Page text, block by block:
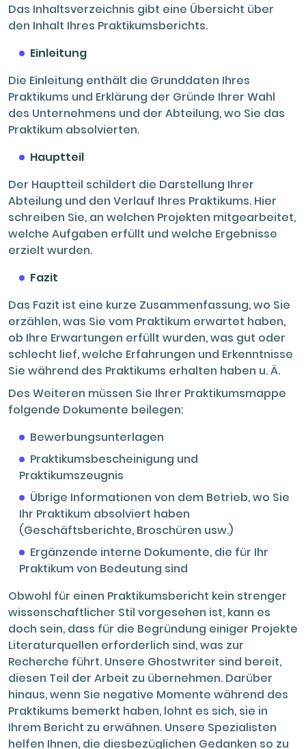
Das Inhaltsverzeichnis gibt eine Übersicht über
den Inhalt Ihres Praktikumsberichts.
Einleitung
Die Einleitung enthält die Grunddaten Ihres
Praktikums und Erklärung der Gründe Ihrer Wahl
des Unternehmens und der Abteilung, wo Sie das
Praktikum absolvierten.
Hauptteil
Der Hauptteil schildert die Darstellung Ihrer
Abteilung und den Verlauf Ihres Praktikums. Hier
schreiben Sie, an welchen Projekten mitgearbeitet,
welche Aufgaben erfüllt und welche Ergebnisse
erzielt wurden.
Fazit
Das Fazit ist eine kurze Zusammenfassung, wo Sie
erzählen, was Sie vom Praktikum erwartet haben,
ob Ihre Erwartungen erfüllt wurden, was gut oder
schlecht lief, welche Erfahrungen und Erkenntnisse
Sie während des Praktikums erhalten haben u. Ä.
Des Weiteren müssen Sie Ihrer Praktikumsmappe
folgende Dokumente beilegen:
Bewerbungsunterlagen
Praktikumsbescheinigung und
Praktikumszeugnis
Übrige Informationen von dem Betrieb, wo Sie
Ihr Praktikum absolviert haben
(Geschäftsberichte, Broschüren usw.)
Ergänzende interne Dokumente, die für Ihr
Praktikum von Bedeutung sind
Obwohl für einen Praktikumsbericht kein strenger
wissenschaftlicher Stil vorgesehen ist, kann es
doch sein, dass für die Begründung einiger Projekte
Literaturquellen erforderlich sind, was zur
Recherche führt. Unsere Ghostwriter sind bereit,
diesen Teil der Arbeit zu übernehmen. Darüber
hinaus, wenn Sie negative Momente während des
Praktikums bemerkt haben, lohnt es sich, sie in
Ihrem Bericht zu erwähnen. Unsere Spezialisten
helfen Ihnen, die diesbezüglichen Gedanken so zu